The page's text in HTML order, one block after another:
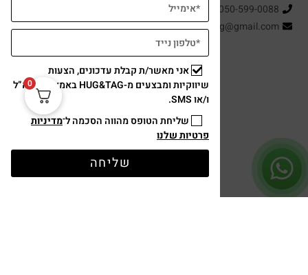
050-599-0088
hugandtag@gmail.com
0
אני מאשר/ת קבלת עדכונים, הצעות
שיווקיות ומבצעים מ-HUG&TAG באמצעות דוא”ל
ו/או SMS.
שליחת הטופס מהווה הסכמה ל־מדיניות
פרטיות שלנו
שליחה